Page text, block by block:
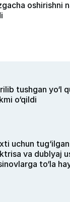
oshirishni
tushgan yo‘l
o‘qildi
uchun
va dublyaj
to‘la